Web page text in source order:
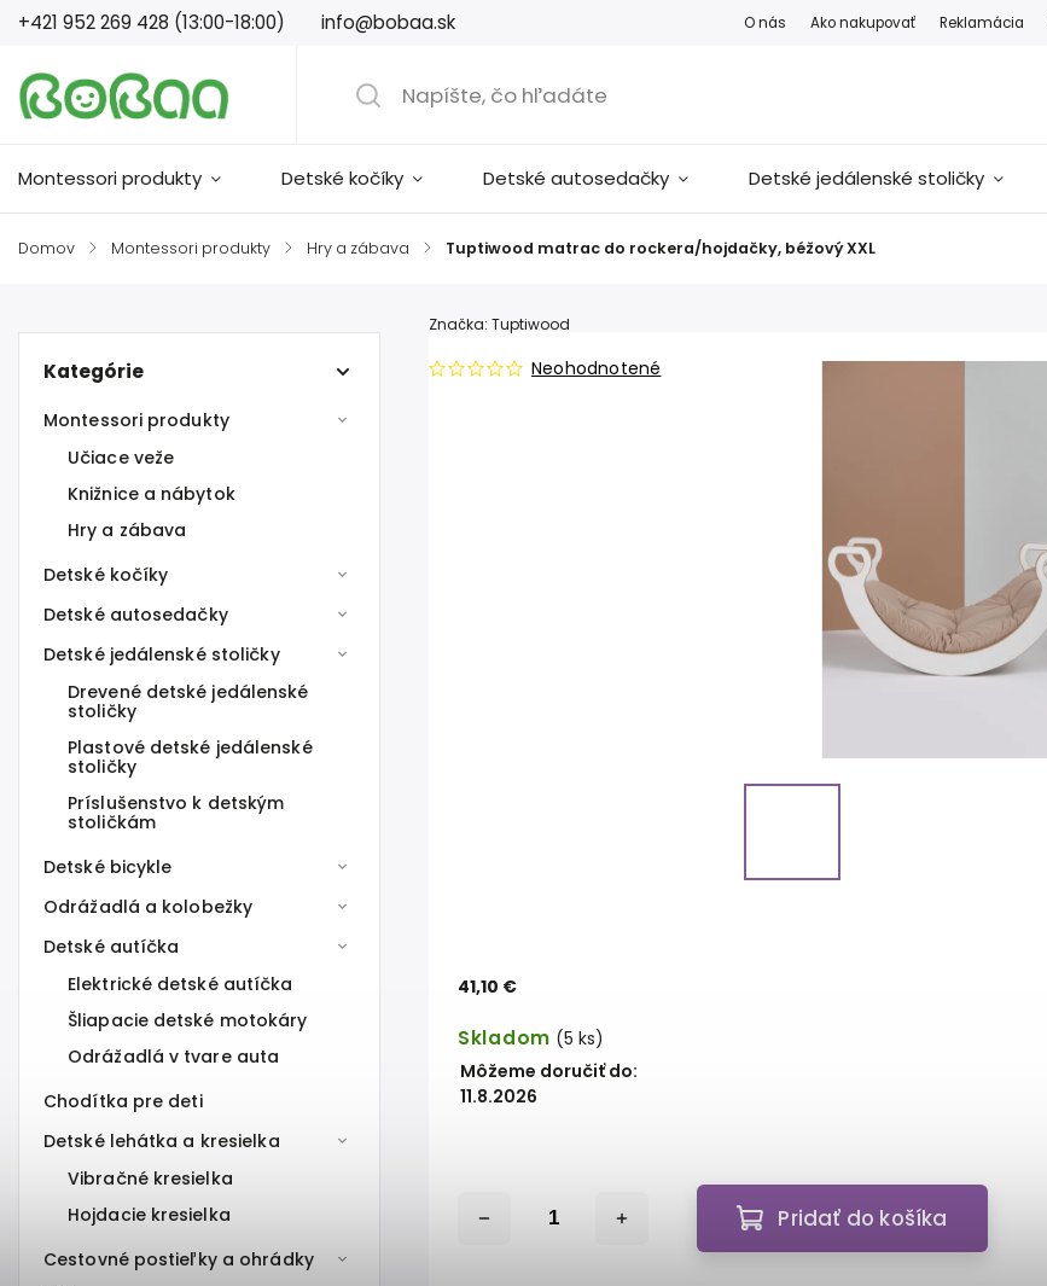
+421 952 269 428 (13:00-18:00) info@bobaa.sk O nás Ako nakupovať Reklamácia
Montessori produkty Detské kočíky Detské autosedačky Detské jedálenské stoličky
Domov / Montessori produkty / Hry a zábava / Tuptiwood matrac do rockera/hojdačky, béžový XXL
Kategórie
Montessori produkty
Učiace veže
Knižnice a nábytok
Hry a zábava
Detské kočíky
Detské autosedačky
Detské jedálenské stoličky
Drevené detské jedálenské
stoličky
Plastové detské jedálenské
stoličky
Príslušenstvo k detským
stoličkám
Detské bicykle
Odrážadlá a kolobežky
Detské autíčka
Elektrické detské autíčka
Šliapacie detské motokáry
Odrážadlá v tvare auta
Chodítka pre deti
Detské lehátka a kresielka
Vibračné kresielka
Hojdacie kresielka
Cestovné postieľky a ohrádky
Neohodnotené
Značka: Tuptiwood
41,10 €
Skladom (5 ks)
Môžeme doručiť do:
11.8.2026
Pridať do košíka